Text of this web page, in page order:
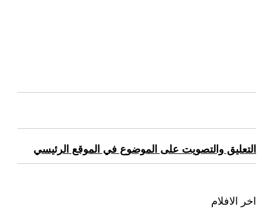
التعليق والتصويت على الموضوع في الموقع الرئيسي
اخر الافلام